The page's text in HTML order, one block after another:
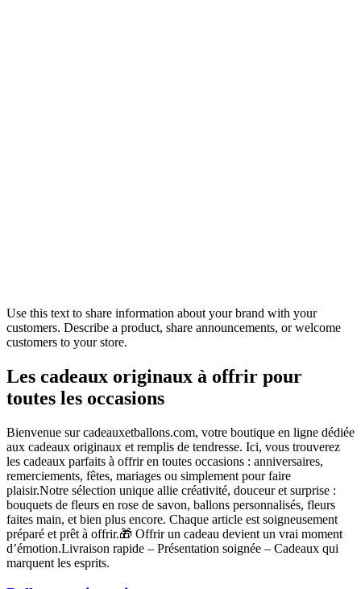
Use this text to share information about your brand with your
customers. Describe a product, share announcements, or welcome
customers to your store.
Les cadeaux originaux à offrir pour
toutes les occasions
Bienvenue sur cadeauxetballons.com, votre boutique en ligne dédiée
aux cadeaux originaux et remplis de tendresse. Ici, vous trouverez
les cadeaux parfaits à offrir en toutes occasions : anniversaires,
remerciements, fêtes, mariages ou simplement pour faire
plaisir.Notre sélection unique allie créativité, douceur et surprise :
bouquets de fleurs en rose de savon, ballons personnalisés, fleurs
faites main, et bien plus encore. Chaque article est soigneusement
préparé et prêt à offrir.🎁 Offrir un cadeau devient un vrai moment
d’émotion.Livraison rapide – Présentation soignée – Cadeaux qui
marquent les esprits.